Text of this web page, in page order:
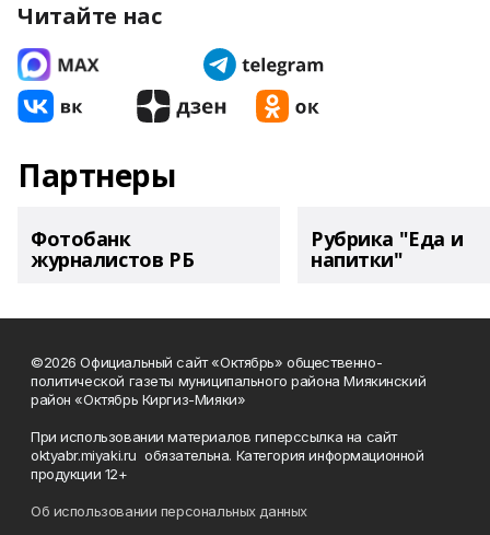
Читайте нас
Партнеры
Фотобанк
журналистов РБ
Рубрика "Еда и
напитки"
©2026 Официальный сайт «Октябрь» общественно-
политической газеты муниципального района Миякинский
район «Октябрь Киргиз-Мияки»
При использовании материалов гиперссылка на сайт
oktyabr.miyaki.ru обязательна. Категория информационной
продукции 12+
Об использовании персональных данных